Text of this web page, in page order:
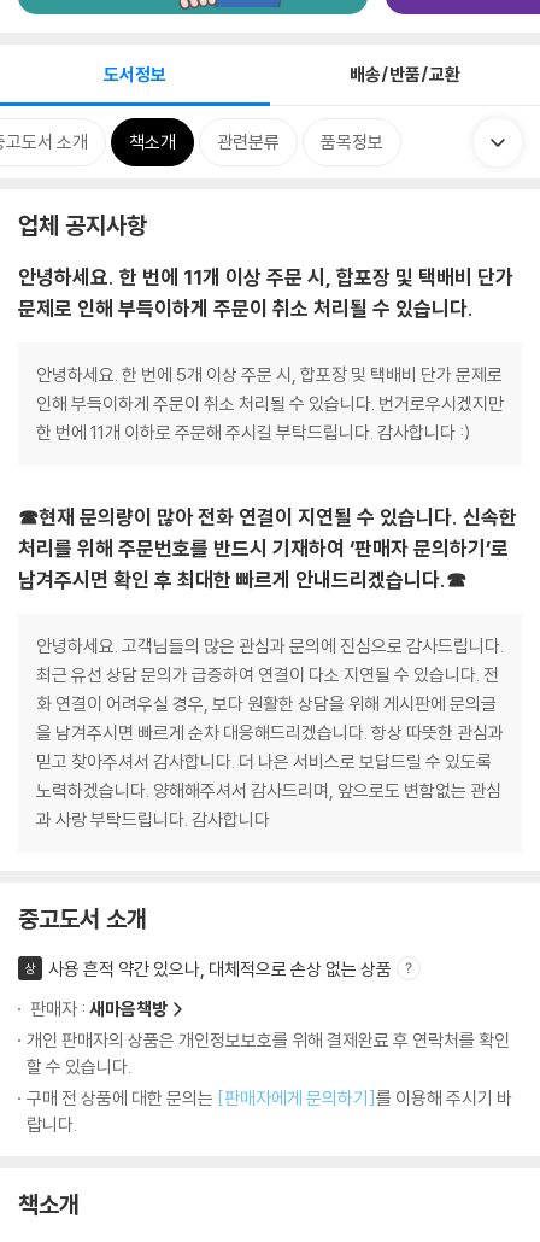
도서정보 배송/반품/교환
고도서 소개 책소개 관련분류 품목정보
업체 공지사항
안녕하세요. 한 번에 11개 이상 주문 시, 합포장 및 택배비 단가
문제로 인해 부득이하게 주문이 취소 처리될 수 있습니다.
안녕하세요. 한 번에 5개 이상 주문 시, 합포장 및 택배비 단가 문제로
인해 부득이하게 주문이 취소 처리될 수 있습니다. 번거로우시겠지만
한 번에 11개 이하로 주문해 주시길 부탁드립니다. 감사합니다 :)
☎현재 문의량이 많아 전화 연결이 지연될 수 있습니다. 신속한
처리를 위해 주문번호를 반드시 기재하여 ‘판매자 문의하기’로
남겨주시면 확인 후 최대한 빠르게 안내드리겠습니다.☎
안녕하세요. 고객님들의 많은 관심과 문의에 진심으로 감사드립니다.
최근 유선 상담 문의가 급증하여 연결이 다소 지연될 수 있습니다. 전
화 연결이 어려우실 경우, 보다 원활한 상담을 위해 게시판에 문의글
을 남겨주시면 빠르게 순차 대응해드리겠습니다. 항상 따뜻한 관심과
믿고 찾아주셔서 감사합니다. 더 나은 서비스로 보답드릴 수 있도록
노력하겠습니다. 양해해주셔서 감사드리며, 앞으로도 변함없는 관심
과 사랑 부탁드립니다. 감사합니다
중고도서 소개
상
사용 흔적 약간 있으나, 대체적으로 손상 없는 상품
판매자 : 새마음책방
개인 판매자의 상품은 개인정보보호를 위해 결제완료 후 연락처를 확인
할 수 있습니다.
구매 전 상품에 대한 문의는 [판매자에게 문의하기]를 이용해 주시기 바
랍니다.
책소개